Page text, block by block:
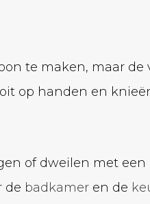
te maken, maar de
op handen en
of dweilen met een
de badkamer en de